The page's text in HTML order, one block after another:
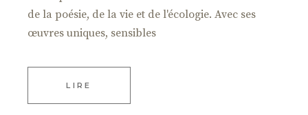
de la poésie, de la vie et de l'écologie. Avec ses
œuvres uniques, sensibles
LIRE